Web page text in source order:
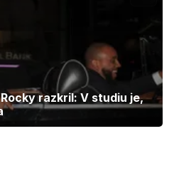
razkril: V studiu je,